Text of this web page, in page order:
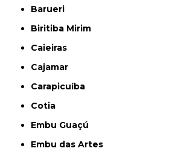
Barueri
Biritiba Mirim
Caieiras
Cajamar
Carapicuíba
Cotia
Embu Guaçú
Embu das Artes